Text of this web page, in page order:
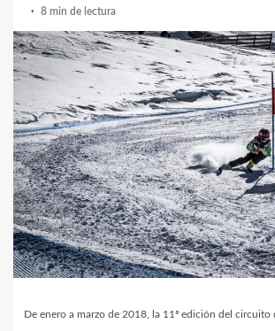
8 min de lectura
De enero a marzo de 2018, la 11ª edición del circuito